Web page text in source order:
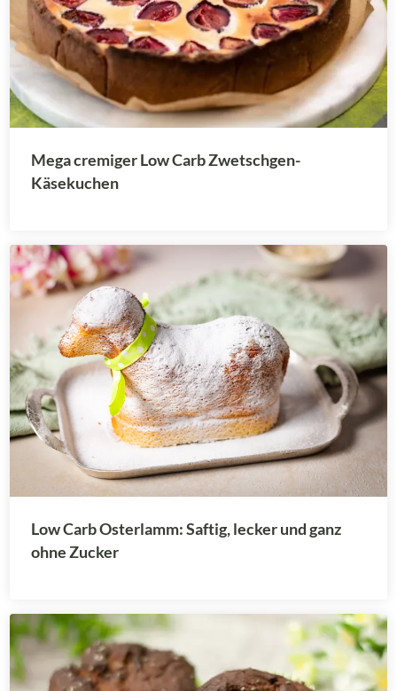
Mega cremiger Low Carb Zwetschgen-
Käsekuchen
Low Carb Osterlamm: Saftig, lecker und ganz
ohne Zucker